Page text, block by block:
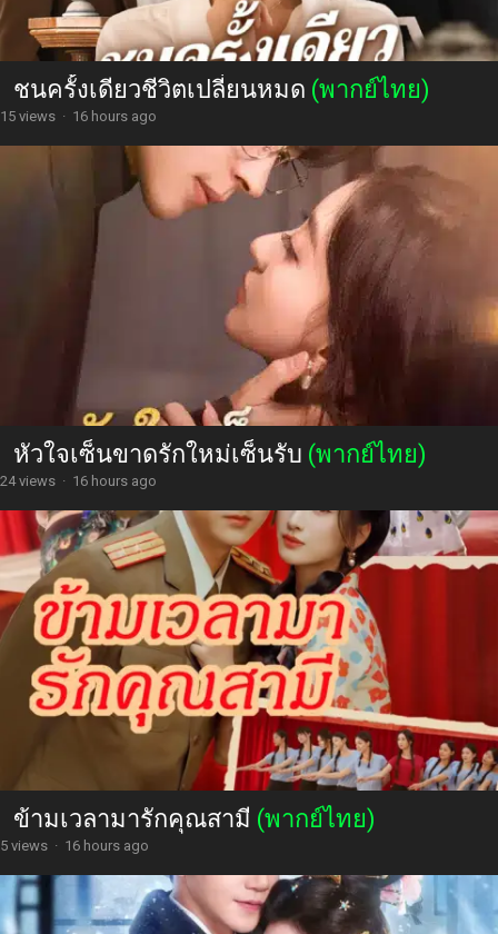
ชนครั้งเดียวชีวิตเปลี่ยนหมด (พากย์ไทย)
15 views · 16 hours ago
หัวใจเซ็นขาดรักใหม่เซ็นรับ (พากย์ไทย)
24 views · 16 hours ago
ข้ามเวลามารักคุณสามี (พากย์ไทย)
5 views · 16 hours ago